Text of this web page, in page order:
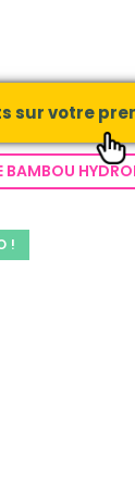
sur votre
!
BAMBOU